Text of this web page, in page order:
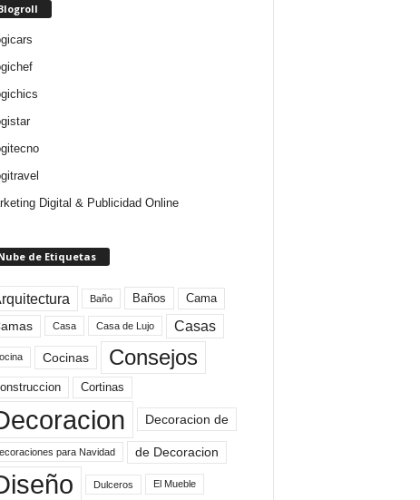
Digital & Publicidad Online
de Etiquetas
Baño Baños Cama
Casa Casa de Lujo Casas
Cocinas Consejos
Cortinas
Decoracion de
para Navidad de Decoracion
Dulceros El Mueble